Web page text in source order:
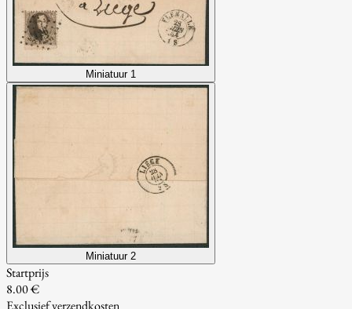
Miniatuur 1
Miniatuur 2
Startprijs
8.00 €
Exclusief verzendkosten